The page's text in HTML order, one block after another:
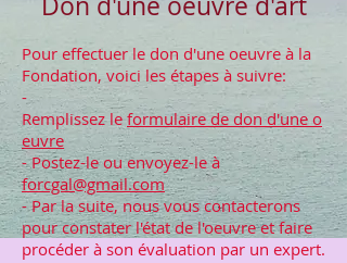
Pour effectuer le don d'une oeuvre à la
Fondation, voici les étapes à suivre:
-
Remplissez le formulaire de don d'une o
euvre
- Postez-le ou envoyez-le à
forcgal@gmail.com
- Par la suite, nous vous contacterons
pour constater l'état de l'oeuvre et faire
procéder à son évaluation par un expert.